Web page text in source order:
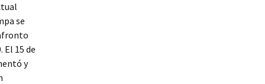
se
15 de
y